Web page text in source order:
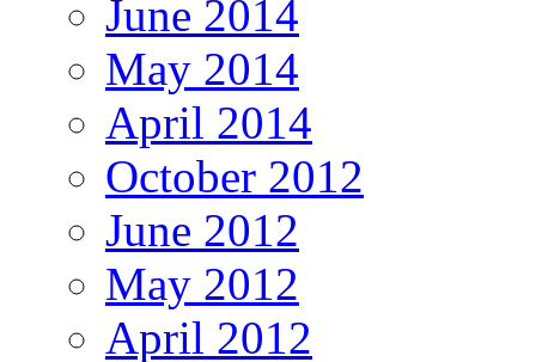
June 2014
May 2014
April 2014
October 2012
June 2012
May 2012
April 2012